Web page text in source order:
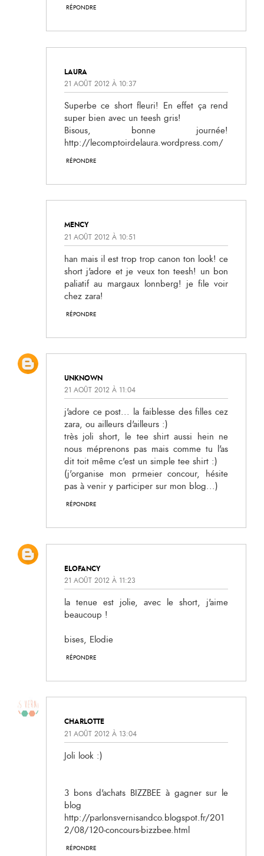
RÉPONDRE
LAURA
21 AOÛT 2012 À 10:37
Superbe ce short fleuri! En effet ça rend
super bien avec un teesh gris!
Bisous, bonne journée!
http://lecomptoirdelaura.wordpress.com/
RÉPONDRE
MENCY
21 AOÛT 2012 À 10:51
han mais il est trop trop canon ton look! ce
short j'adore et je veux ton teesh! un bon
paliatif au margaux lonnberg! je file voir
chez zara!
RÉPONDRE
UNKNOWN
21 AOÛT 2012 À 11:04
j'adore ce post... la faiblesse des filles cez
zara, ou ailleurs d'ailleurs :)
très joli short, le tee shirt aussi hein ne
nous méprenons pas mais comme tu l'as
dit toit même c'est un simple tee shirt :)
(j'organise mon prmeier concour, hésite
pas à venir y participer sur mon blog...)
RÉPONDRE
ELOFANCY
21 AOÛT 2012 À 11:23
la tenue est jolie, avec le short, j'aime
beaucoup !
bises, Elodie
RÉPONDRE
CHARLOTTE
21 AOÛT 2012 À 13:04
Joli look :)
3 bons d'achats BIZZBEE à gagner sur le
blog
http://parlonsvernisandco.blogspot.fr/201
2/08/120-concours-bizzbee.html
RÉPONDRE